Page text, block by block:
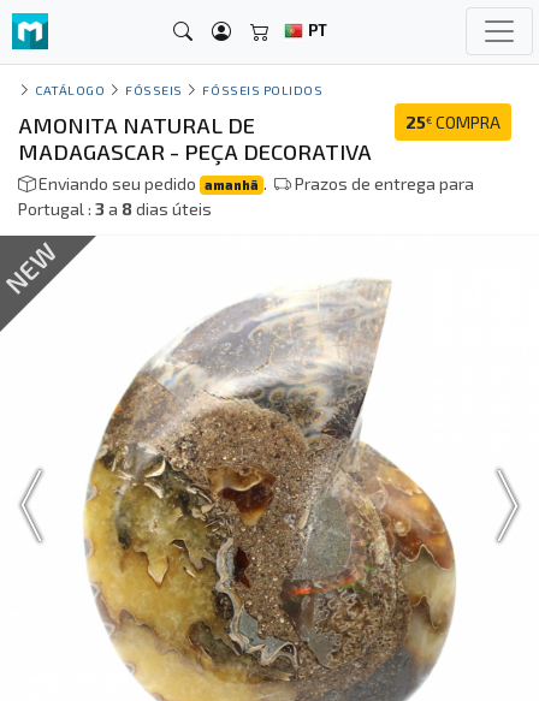
PT
CATÁLOGO FÓSSEIS FÓSSEIS POLIDOS
25€ COMPRA
AMONITA NATURAL DE
MADAGASCAR - PEÇA DECORATIVA
Enviando seu pedido amanhã .
Prazos de entrega para
Portugal : 3a 8dias úteis